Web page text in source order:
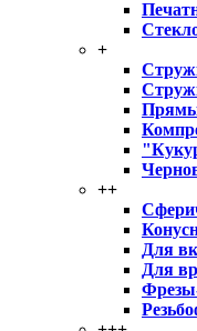
+
++
Для
Для